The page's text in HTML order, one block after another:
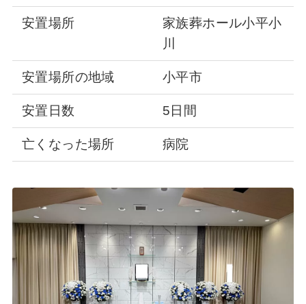
安置場所
家族葬ホール小平小
川
安置場所の地域 小平市
安置日数 5日間
亡くなった場所 病院